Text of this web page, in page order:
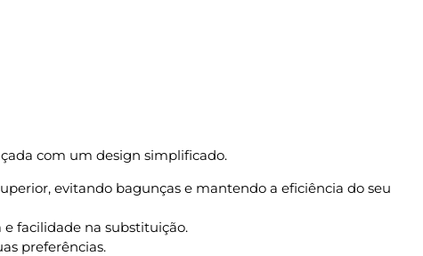
com um design simplificado.
evitando bagunças e mantendo a eficiência do seu
facilidade na substituição.
preferências.